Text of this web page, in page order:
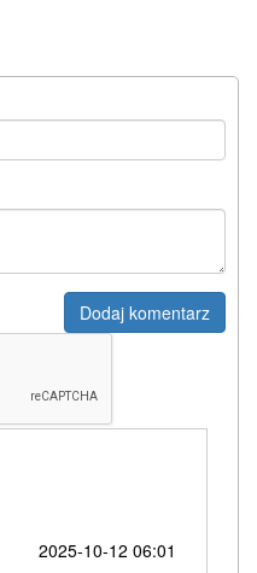
Dodaj komentarz
2025-10-12 06:01